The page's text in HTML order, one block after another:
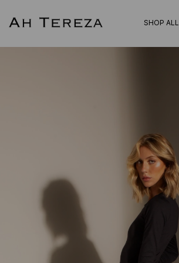
SHOP ALL